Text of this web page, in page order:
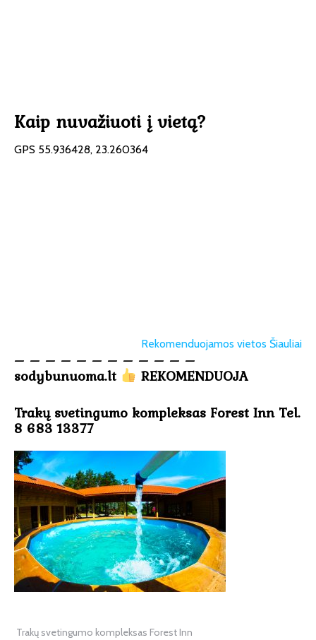
Kaip nuvažiuoti į vietą?
GPS 55.936428, 23.260364
Rekomenduojamos vietos Šiauliai
– – – – – – – – – – – –
sodybunuoma.lt
REKOMENDUOJA
Trakų svetingumo kompleksas Forest Inn Tel.
8 683 13377
Trakų svetingumo kompleksas Forest Inn